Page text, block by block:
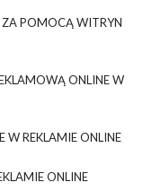
POMOCĄ WITRYN
ONLINE W
W REKLAMIE ONLINE
ONLINE